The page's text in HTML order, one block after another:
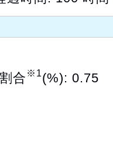
合 ※1(%): 0.75